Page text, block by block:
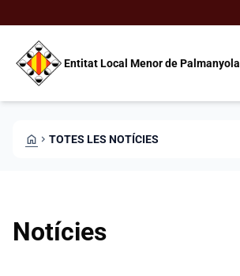
Entitat Local Menor de Palmanyola
HOME CHEVRON_RIGHT TOTES LES NOTÍCIES
Notícies